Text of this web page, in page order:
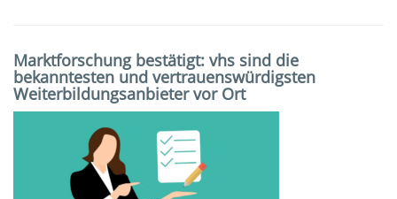
Marktforschung bestätigt: vhs sind die
bekanntesten und vertrauenswürdigsten
Weiterbildungsanbieter vor Ort